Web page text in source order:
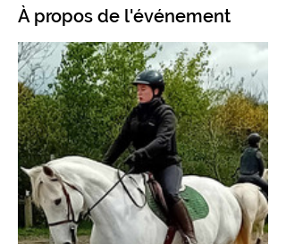
À propos de l'événement